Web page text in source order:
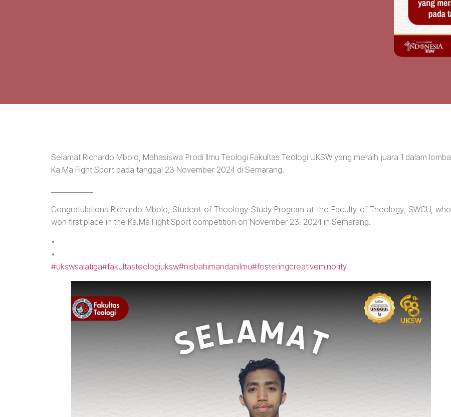
Selamat Richardo Mbolo, Mahasiswa Prodi Ilmu Teologi Fakultas Teologi UKSW yang meraih juara 1 dalam lomba
Ka.Ma Fight Sport pada tanggal 23 November 2024 di Semarang.
Congratulations Richardo Mbolo, Student of Theology Study Program at the Faculty of Theology, SWCU, who
won first place in the Ka.Ma Fight Sport competition on November 23, 2024 in Semarang.
•
•
#ukswsalatiga#fakultasteologiuksw#nisbahimandanilmu#fosteringcreativeminority